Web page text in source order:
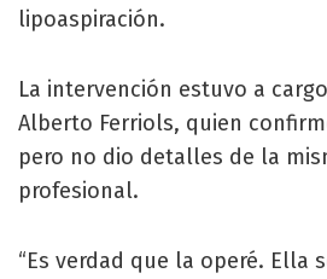
lipoaspiración.
La intervención estuvo a
Alberto Ferriols, quien
pero no dio detalles de la
profesional.
“Es verdad que la operé. Ella